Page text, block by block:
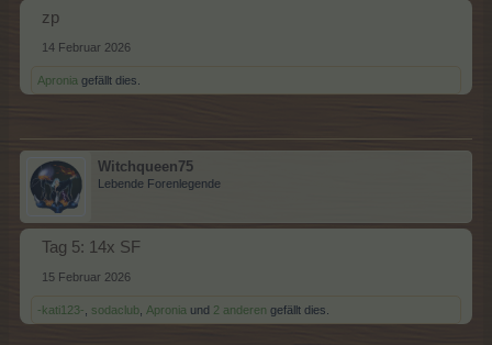
zp
14 Februar 2026
Apronia gefällt dies.
Witchqueen75
Lebende Forenlegende
Tag 5: 14x SF
15 Februar 2026
-kati123- sodaclub Apronia und 2 anderen gefällt dies.